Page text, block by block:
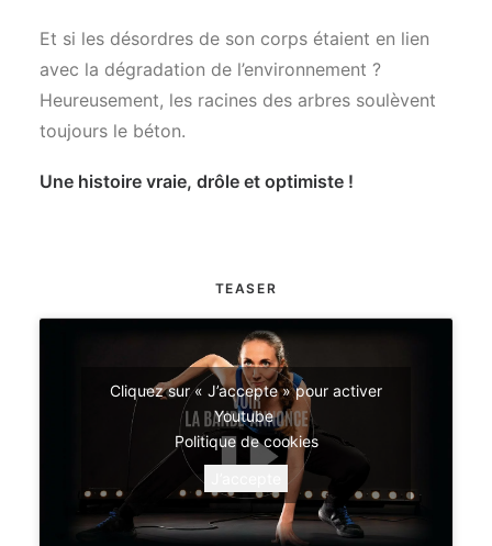
Et si les désordres de son corps étaient en lien
avec la dégradation de l’environnement ?
Heureusement, les racines des arbres soulèvent
toujours le béton.
Une histoire vraie, drôle et optimiste !
TEASER
Cliquez sur « J’accepte » pour activer
Youtube
Politique de cookies